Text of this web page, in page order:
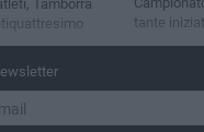
Tamborra
tante